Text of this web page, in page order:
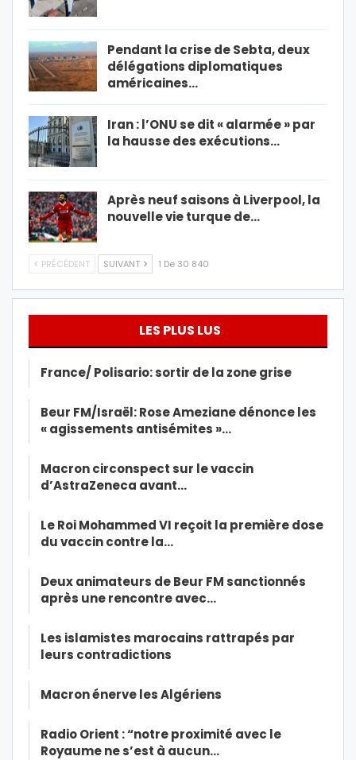
Pendant la crise de Sebta, deux
délégations diplomatiques
américaines…
Iran : l’ONU se dit « alarmée » par
la hausse des exécutions…
Après neuf saisons à Liverpool, la
nouvelle vie turque de…
PRÉCÉDENT SUIVANT 1 De 30 840
LES PLUS LUS
France/ Polisario: sortir de la zone grise
Beur FM/Israël: Rose Ameziane dénonce les
« agissements antisémites »…
Macron circonspect sur le vaccin
d’AstraZeneca avant…
Le Roi Mohammed VI reçoit la première dose
du vaccin contre la…
Deux animateurs de Beur FM sanctionnés
après une rencontre avec…
Les islamistes marocains rattrapés par
leurs contradictions
Macron énerve les Algériens
Radio Orient : “notre proximité avec le
Royaume ne s’est à aucun…